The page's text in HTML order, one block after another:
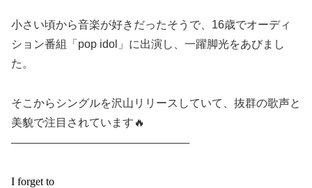
小さい頃から音楽が好きだったそうで、16歳でオーディ
ション番組「pop idol」に出演し、一躍脚光をあびまし
た。
そこからシングルを沢山リリースしていて、抜群の歌声と
美貌で注目されています🔥
————————————————
I forget to